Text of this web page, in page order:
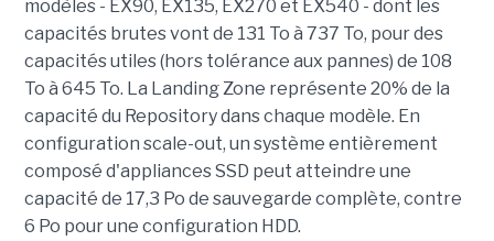
modèles - EX90, EX135, EX270 et EX540 - dont les
capacités brutes vont de 131 To à 737 To, pour des
capacités utiles (hors tolérance aux pannes) de 108
To à 645 To. La Landing Zone représente 20% de la
capacité du Repository dans chaque modèle. En
configuration scale-out, un système entièrement
composé d'appliances SSD peut atteindre une
capacité de 17,3 Po de sauvegarde complète, contre
6 Po pour une configuration HDD.